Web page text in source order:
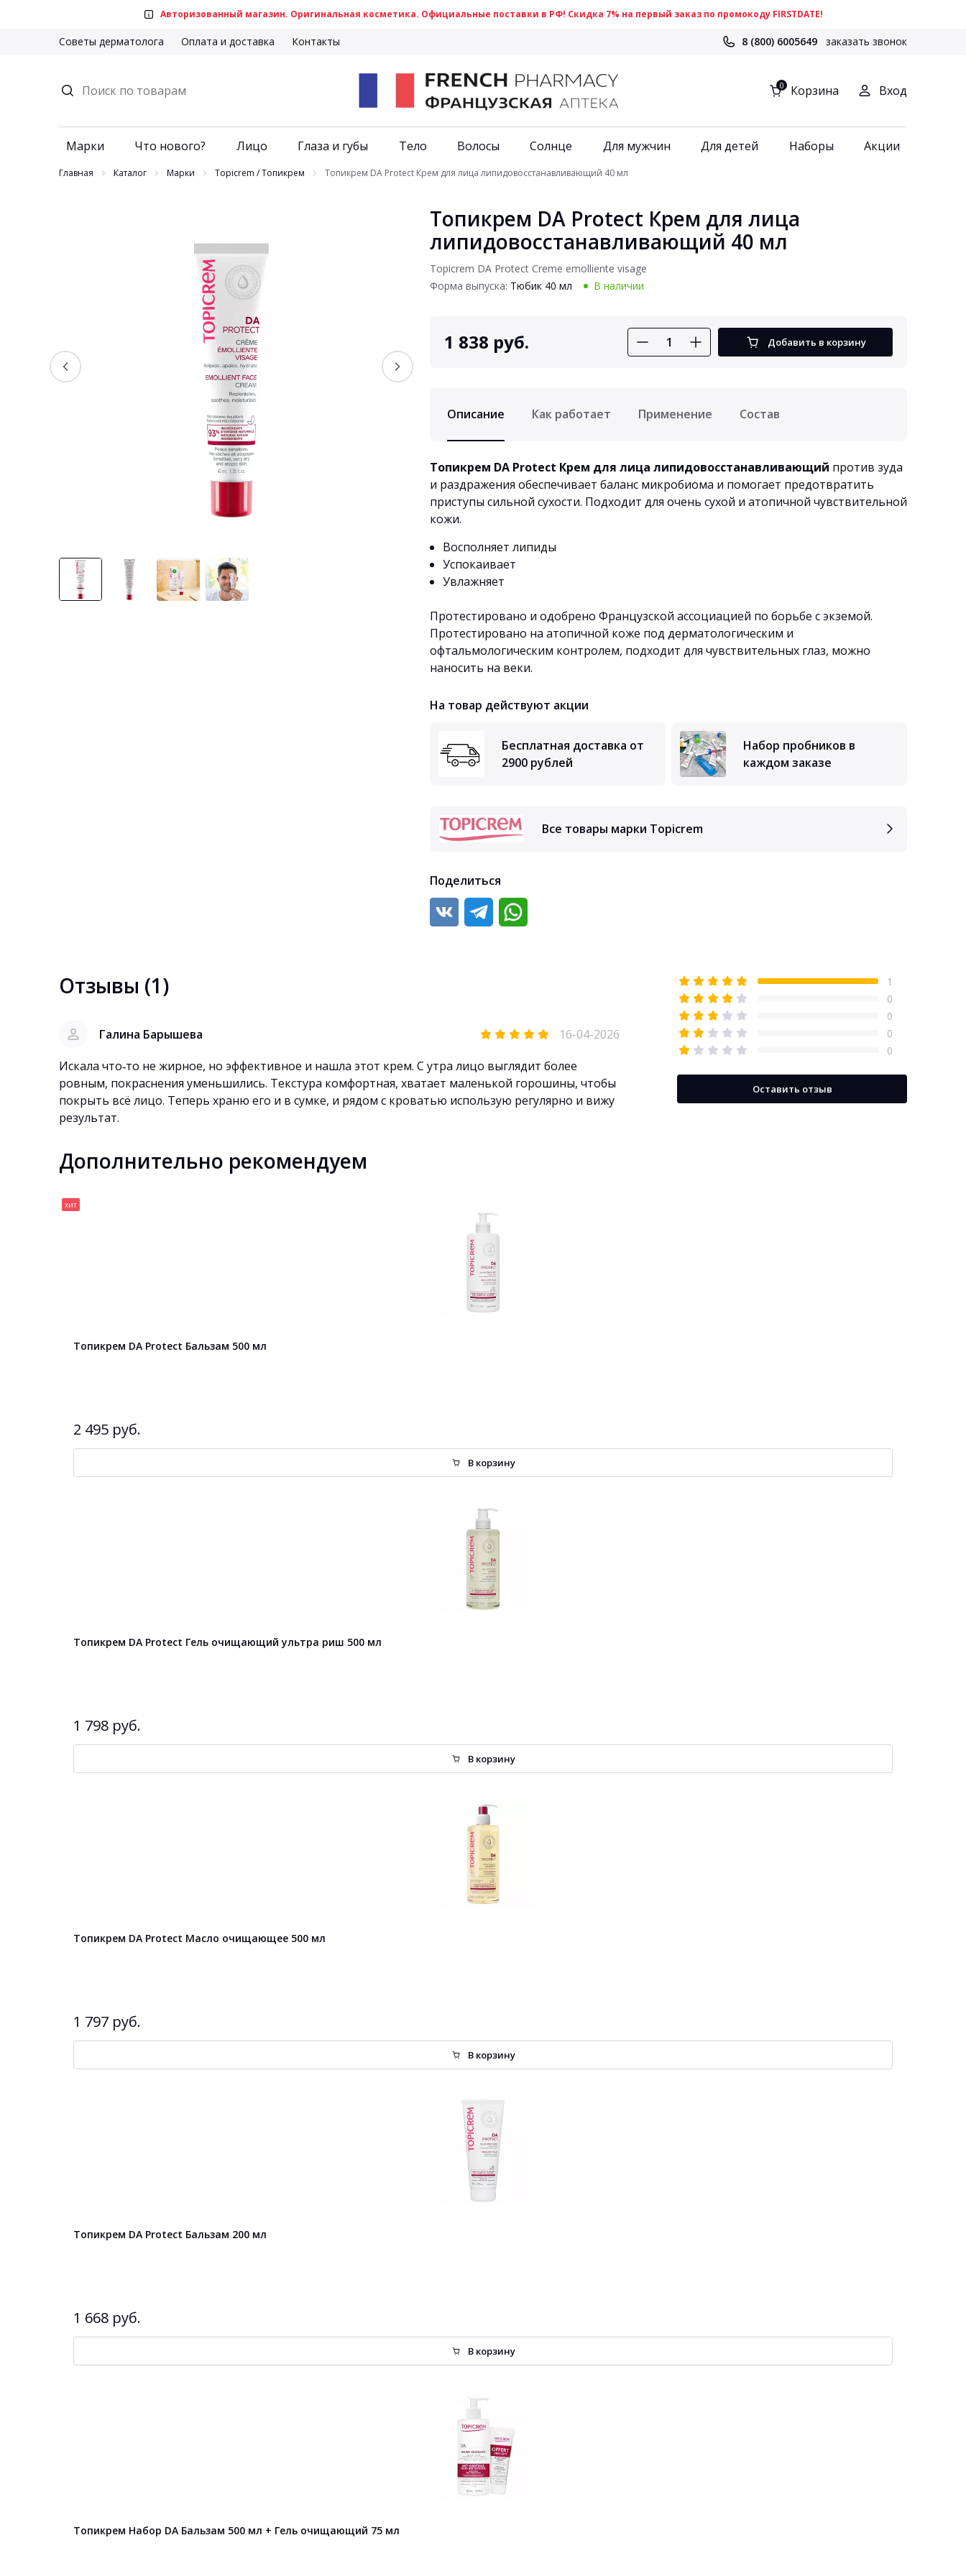
Авторизованный магазин. Оригинальная косметика. Официальные поставки в РФ! Скидка 7% на первый заказ по промокоду FIRSTDATE!
Советы дерматолога Оплата и доставка Контакты 8 (800) 6005649 заказать звонок
0 Корзина Вход
Марки Что нового? Лицо Глаза и губы Тело Волосы Солнце Для мужчин Для детей Наборы Акции
Главная Каталог Марки Topicrem / Топикрем Топикрем DA Protect Крем для лица липидовосстанавливающий 40 мл
Топикрем DA Protect Крем для лица
липидовосстанавливающий 40 мл
Topicrem DA Protect Creme emolliente visage
Форма выпуска: Тюбик 40 мл В наличии
1 838 руб. Добавить в корзину
Описание Как работает Применение Состав
Топикрем DA Protect Крем для лица липидовосстанавливающий против зуда
и раздражения обеспечивает баланс микробиома и помогает предотвратить
приступы сильной сухости. Подходит для очень сухой и атопичной чувствительной
кожи.
Восполняет липиды
Успокаивает
Увлажняет
Протестировано и одобрено Французской ассоциацией по борьбе с экземой.
Протестировано на атопичной коже под дерматологическим и
офтальмологическим контролем, подходит для чувствительных глаз, можно
наносить на веки.
На товар действуют акции
Бесплатная доставка от
2900 рублей
Набор пробников в
каждом заказе
Все товары марки Topicrem
Поделиться
Отзывы (1)
Галина Барышева
16-04-2026
Искала что‑то не жирное, но эффективное и нашла этот крем. С утра лицо выглядит более
ровным, покраснения уменьшились. Текстура комфортная, хватает маленькой горошины, чтобы
покрыть всё лицо. Теперь храню его и в сумке, и рядом с кроватью использую регулярно и вижу
результат.
1
0
0
0
0
Оставить отзыв
Дополнительно рекомендуем
хит
Топикрем DA Protect Бальзам 500 мл
2 495 руб.
В корзину
Топикрем DA Protect Гель очищающий ультра риш 500 мл
1 798 руб.
В корзину
Топикрем DA Protect Масло очищающее 500 мл
1 797 руб.
В корзину
Топикрем DA Protect Бальзам 200 мл
1 668 руб.
В корзину
Топикрем Набор DA Бальзам 500 мл + Гель очищающий 75 мл